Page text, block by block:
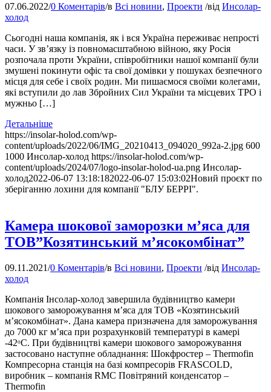
07.06.2022/0 Коментарів/в Всі новини, Проекти /від Инсолар-
холод
Сьогодні наша компанія, як і вся Україна переживає непрості
часи. У зв’язку із повномасштабною війною, яку Росія
розпочала проти України, співробітники нашої компанії були
змушені покинути офіс та свої домівки у пошуках безпечного
місця для себе і своїх родин. Ми пишаємося своїми колегами,
які вступили до лав Збройних Сил України та місцевих ТРО і
мужньо […]
Детальніше
https://insolar-holod.com/wp-
content/uploads/2022/06/IMG_20210413_094020_992а-2.jpg 600
1000 Инсолар-холод https://insolar-holod.com/wp-
content/uploads/2024/07/logo-insolar-holod-ua.png Инсолар-
холод2022-06-07 13:18:182022-06-07 15:03:02Новий проєкт по
зберіганню лохини для компанії "БЛУ БЕРРІ".
Камера шокової заморозки м’яса для
ТОВ”Козятинський м’ясокомбінат”
09.11.2021/0 Коментарів/в Всі новини, Проекти /від Инсолар-
холод
Компанія Інсолар-холод завершила будівництво камери
шокового заморожування м’яса для ТОВ «Козятинський
м’ясокомбінат». Дана камера призначена для заморожування
до 7000 кг м’яса при розрахунковій температурі в камері
-42ᵒС. При будівництві камери шокового заморожування
застосовано наступне обладнання: Шокфростер – Thermofin
Компресорна станція на базі компресорів FRASCOLD,
виробник – компанія RMC Повітряний конденсатор –
Thermofin